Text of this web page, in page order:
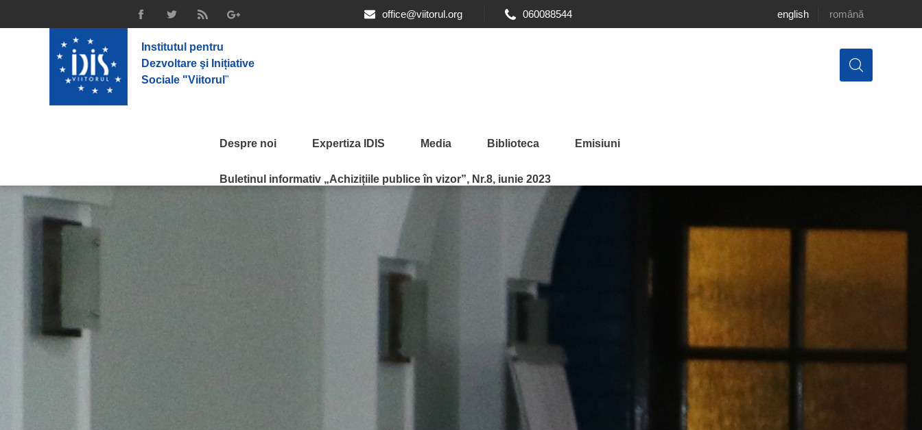
office@viitorul.org 060088544 english română
Institutul pentru
Dezvoltare şi Inițiative
Sociale "Viitorul "
Despre noi Expertiza IDIS Media Biblioteca Emisiuni
Buletinul informativ „Achizițiile publice în vizor”, Nr.8, iunie 2023